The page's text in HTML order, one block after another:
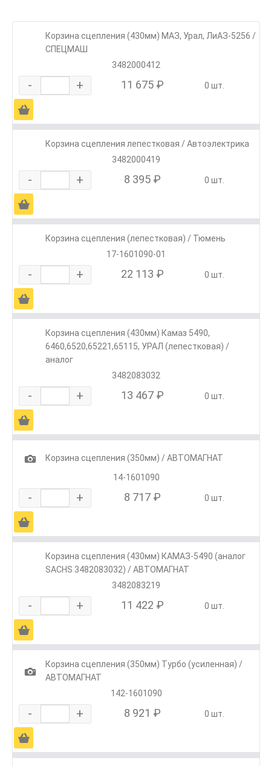
Корзина сцепления (430мм) МАЗ, Урал, ЛиАЗ-5256 /
СПЕЦМАШ
3482000412
- + 11 675 ₽ 0 шт.
Ä
Корзина сцепления лепестковая / Автоэлектрика
3482000419
- + 8 395 ₽ 0 шт.
Ä
Корзина сцепления (лепестковая) / Тюмень
17-1601090-01
- + 22 113 ₽ 0 шт.
Ä
Корзина сцепления (430мм) Камаз 5490,
6460,6520,65221,65115, УРАЛ (лепестковая) /
аналог
3482083032
- + 13 467 ₽ 0 шт.
Ä
1
Корзина сцепления (350мм) / АВТОМАГНАТ
14-1601090
- + 8 717 ₽ 0 шт.
Ä
Корзина сцепления (430мм) КАМАЗ-5490 (аналог
SACHS 3482083032) / АВТОМАГНАТ
3482083219
- + 11 422 ₽ 0 шт.
Ä
1
Корзина сцепления (350мм) Турбо (усиленная) /
АВТОМАГНАТ
142-1601090
- + 8 921 ₽ 0 шт.
Ä